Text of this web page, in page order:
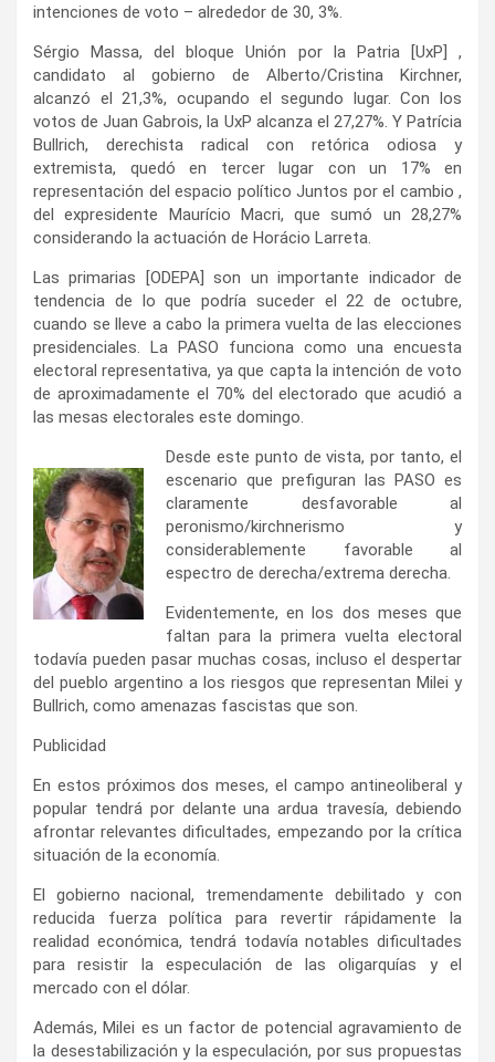
intenciones de voto – alrededor de 30, 3%.
Sérgio Massa, del bloque Unión por la Patria [UxP] ,
candidato al gobierno de Alberto/Cristina Kirchner,
alcanzó el 21,3%, ocupando el segundo lugar. Con los
votos de Juan Gabrois, la UxP alcanza el 27,27%. Y Patrícia
Bullrich, derechista radical con retórica odiosa y
extremista, quedó en tercer lugar con un 17% en
representación del espacio político Juntos por el cambio ,
del expresidente Maurício Macri, que sumó un 28,27%
considerando la actuación de Horácio Larreta.
Las primarias [ODEPA] son ​​un importante indicador de
tendencia de lo que podría suceder el 22 de octubre,
cuando se lleve a cabo la primera vuelta de las elecciones
presidenciales. La PASO funciona como una encuesta
electoral representativa, ya que capta la intención de voto
de aproximadamente el 70% del electorado que acudió a
las mesas electorales este domingo.
Desde este punto de vista, por tanto, el
escenario que prefiguran las PASO es
claramente desfavorable al
peronismo/kirchnerismo y
considerablemente favorable al
espectro de derecha/extrema derecha.
Evidentemente, en los dos meses que
faltan para la primera vuelta electoral
todavía pueden pasar muchas cosas, incluso el despertar
del pueblo argentino a los riesgos que representan Milei y
Bullrich, como amenazas fascistas que son.
Publicidad
En estos próximos dos meses, el campo antineoliberal y
popular tendrá por delante una ardua travesía, debiendo
afrontar relevantes dificultades, empezando por la crítica
situación de la economía.
El gobierno nacional, tremendamente debilitado y con
reducida fuerza política para revertir rápidamente la
realidad económica, tendrá todavía notables dificultades
para resistir la especulación de las oligarquías y el
mercado con el dólar.
Además, Milei es un factor de potencial agravamiento de
la desestabilización y la especulación, por sus propuestas